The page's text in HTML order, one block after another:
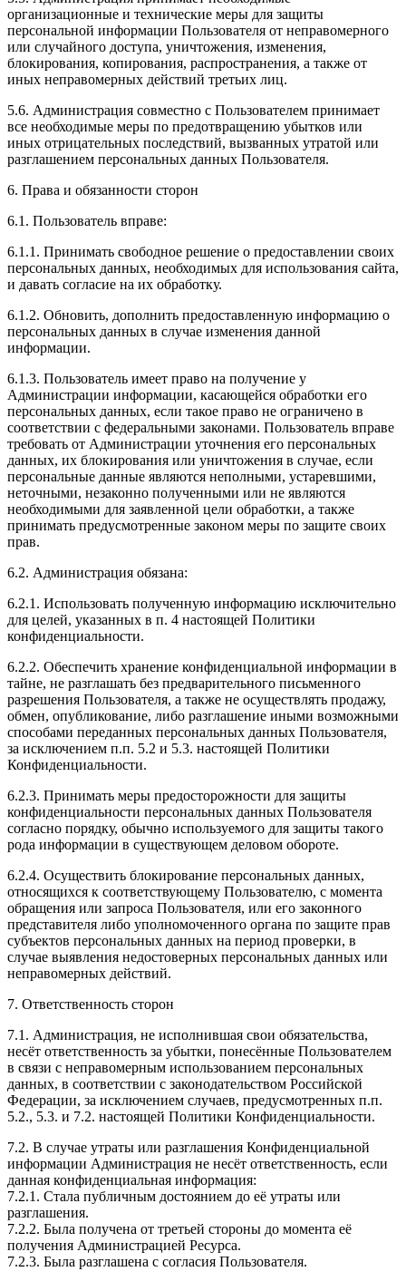
организационные и технические меры для защиты
персональной информации Пользователя от неправомерного
или случайного доступа, уничтожения, изменения,
блокирования, копирования, распространения, а также от
иных неправомерных действий третьих лиц.
5.6. Администрация совместно с Пользователем принимает
все необходимые меры по предотвращению убытков или
иных отрицательных последствий, вызванных утратой или
разглашением персональных данных Пользователя.
6. Права и обязанности сторон
6.1. Пользователь вправе:
6.1.1. Принимать свободное решение о предоставлении своих
персональных данных, необходимых для использования сайта,
и давать согласие на их обработку.
6.1.2. Обновить, дополнить предоставленную информацию о
персональных данных в случае изменения данной
информации.
6.1.3. Пользователь имеет право на получение у
Администрации информации, касающейся обработки его
персональных данных, если такое право не ограничено в
соответствии с федеральными законами. Пользователь вправе
требовать от Администрации уточнения его персональных
данных, их блокирования или уничтожения в случае, если
персональные данные являются неполными, устаревшими,
неточными, незаконно полученными или не являются
необходимыми для заявленной цели обработки, а также
принимать предусмотренные законом меры по защите своих
прав.
6.2. Администрация обязана:
6.2.1. Использовать полученную информацию исключительно
для целей, указанных в п. 4 настоящей Политики
конфиденциальности.
6.2.2. Обеспечить хранение конфиденциальной информации в
тайне, не разглашать без предварительного письменного
разрешения Пользователя, а также не осуществлять продажу,
обмен, опубликование, либо разглашение иными возможными
способами переданных персональных данных Пользователя,
за исключением п.п. 5.2 и 5.3. настоящей Политики
Конфиденциальности.
6.2.3. Принимать меры предосторожности для защиты
конфиденциальности персональных данных Пользователя
согласно порядку, обычно используемого для защиты такого
рода информации в существующем деловом обороте.
6.2.4. Осуществить блокирование персональных данных,
относящихся к соответствующему Пользователю, с момента
обращения или запроса Пользователя, или его законного
представителя либо уполномоченного органа по защите прав
субъектов персональных данных на период проверки, в
случае выявления недостоверных персональных данных или
неправомерных действий.
7. Ответственность сторон
7.1. Администрация, не исполнившая свои обязательства,
несёт ответственность за убытки, понесённые Пользователем
в связи с неправомерным использованием персональных
данных, в соответствии с законодательством Российской
Федерации, за исключением случаев, предусмотренных п.п.
5.2., 5.3. и 7.2. настоящей Политики Конфиденциальности.
7.2. В случае утраты или разглашения Конфиденциальной
информации Администрация не несёт ответственность, если
данная конфиденциальная информация:
7.2.1. Стала публичным достоянием до её утраты или
разглашения.
7.2.2. Была получена от третьей стороны до момента её
получения Администрацией Ресурса.
7.2.3. Была разглашена с согласия Пользователя.